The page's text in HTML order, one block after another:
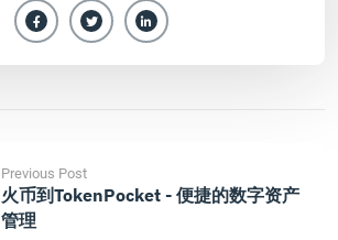
Previous Post
火币到TokenPocket - 便捷的数字资产
管理